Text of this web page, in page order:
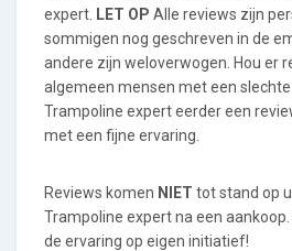
expert. LET OP Alle reviews zijn
sommigen nog geschreven in de
andere zijn weloverwogen. Hou er
algemeen mensen met een
Trampoline expert eerder een
met een fijne ervaring.
Reviews komen NIET tot stand op
Trampoline expert na een
de ervaring op eigen initiatief!